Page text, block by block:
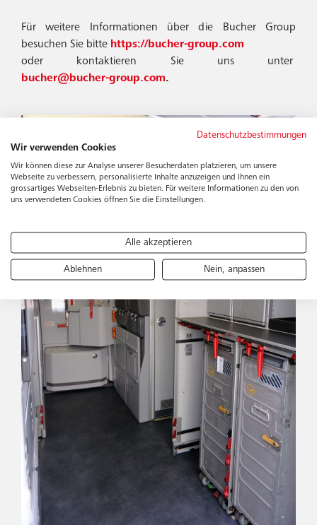
Für weitere Informationen über die Bucher Group
besuchen Sie bitte https://bucher-group.com
oder kontaktieren Sie uns unter
bucher@bucher-group.com.
Datenschutzbestimmungen
Wir verwenden Cookies
Wir können diese zur Analyse unserer Besucherdaten platzieren, um unsere
Webseite zu verbessern, personalisierte Inhalte anzuzeigen und Ihnen ein
grossartiges Webseiten-Erlebnis zu bieten. Für weitere Informationen zu den von
uns verwendeten Cookies öffnen Sie die Einstellungen.
Alle akzeptieren
Ablehnen Nein, anpassen